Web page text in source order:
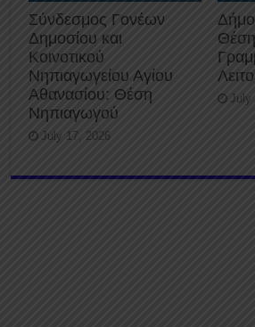
Σύνδεσμος Γονέων
Δημοσίου και
Κοινοτικού
Νηπιαγωγείου Αγίου
Αθανασίου: Θέση
Νηπιαγωγού
July 17, 2026
July